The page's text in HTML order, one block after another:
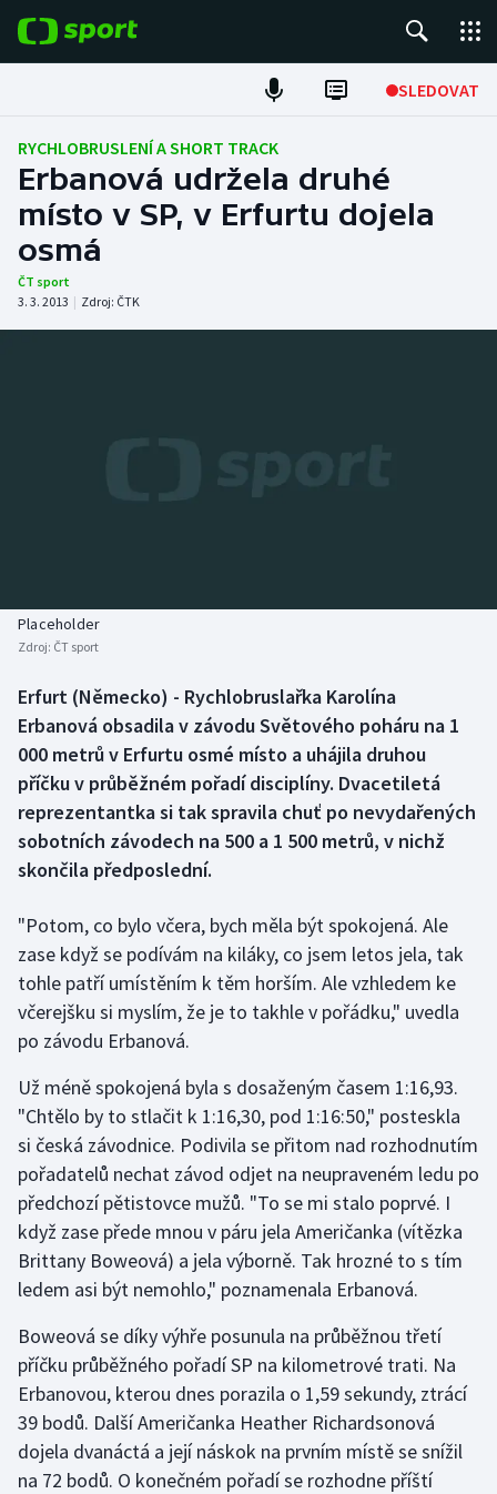
SLEDOVAT
Fotbal
Hokej
Tenis
Atletika
Biatlon
Box
Curling
Dostihy
Florbal
Futsal
Golf
Gymnastika
Házená
Jezdectví
Judo
Krasobruslení
Lyže a snowboard
Moderní pětiboj
Motorsport
Aplikace ČT sport
RYCHLOBRUSLENÍ A SHORT TRACK
Erbanová udržela druhé
místo v SP, v Erfurtu dojela
osmá
ČT sport
3. 3. 2013 | Zdroj: ČTK
Placeholder
Zdroj: ČT sport
Erfurt (Německo) - Rychlobruslařka Karolína
Erbanová obsadila v závodu Světového poháru na 1
000 metrů v Erfurtu osmé místo a uhájila druhou
příčku v průběžném pořadí disciplíny. Dvacetiletá
reprezentantka si tak spravila chuť po nevydařených
sobotních závodech na 500 a 1 500 metrů, v nichž
skončila předposlední.
"Potom, co bylo včera, bych měla být spokojená. Ale
zase když se podívám na kiláky, co jsem letos jela, tak
tohle patří umístěním k těm horším. Ale vzhledem ke
včerejšku si myslím, že je to takhle v pořádku," uvedla
po závodu Erbanová.
Už méně spokojená byla s dosaženým časem 1:16,93.
"Chtělo by to stlačit k 1:16,30, pod 1:16:50," posteskla
si česká závodnice. Podivila se přitom nad rozhodnutím
pořadatelů nechat závod odjet na neupraveném ledu po
předchozí pětistovce mužů. "To se mi stalo poprvé. I
když zase přede mnou v páru jela Američanka (vítězka
Brittany Boweová) a jela výborně. Tak hrozné to s tím
ledem asi být nemohlo," poznamenala Erbanová.
Boweová se díky výhře posunula na průběžnou třetí
příčku průběžného pořadí SP na kilometrové trati. Na
Erbanovou, kterou dnes porazila o 1,59 sekundy, ztrácí
39 bodů. Další Američanka Heather Richardsonová
dojela dvanáctá a její náskok na prvním místě se snížil
na 72 bodů. O konečném pořadí se rozhodne příští